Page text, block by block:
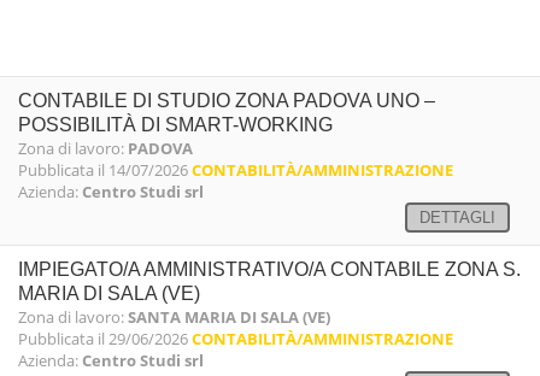
CONTABILE DI STUDIO ZONA PADOVA UNO –
POSSIBILITÀ DI SMART-WORKING
Zona di lavoro: PADOVA
Pubblicata il 14/07/2026CONTABILITÀ/AMMINISTRAZIONE
Azienda: Centro Studi srl
DETTAGLI
IMPIEGATO/A AMMINISTRATIVO/A CONTABILE ZONA S.
MARIA DI SALA (VE)
Zona di lavoro:SANTA MARIA DI SALA (VE)
Pubblicata il 29/06/2026CONTABILITÀ/AMMINISTRAZIONE
Azienda: Centro Studi srl